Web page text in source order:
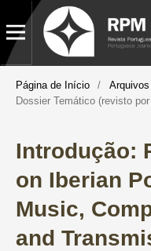
Página de Início / Arquivos
Dossier Temático (revisto
Introdução:
on Iberian
Music,
and